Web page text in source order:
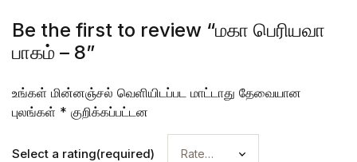
Be the first to review “மகா பெரியவா
பாகம் – 8”
உங்கள் மின்னஞ்சல் வெளியிடப்பட மாட்டாது தேவையான
புலங்கள் * குறிக்கப்பட்டன
Select a rating(required)